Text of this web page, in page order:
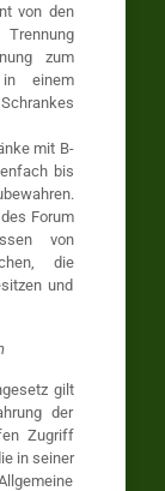
von den
zum
einem
mit B-
bis
Forum
von
die
und
gilt
der
Zugriff
in seiner